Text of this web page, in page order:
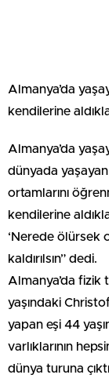
Almanya’da
kendilerine
Almanya’da
dünyada
ortamlarını
kendilerine
‘Nerede ölürsek
kaldırılsın” dedi.
Almanya’da
yaşındaki
yapan eşi 44
varlıklarının
dünya turuna